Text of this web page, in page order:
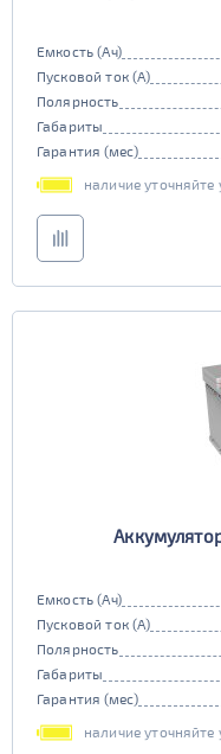
Емкость (Ач)
Пусковой ток (А)
Полярность
Габариты
Гарантия (мес)
наличие
Емкость (Ач)
Пусковой ток (А)
Полярность
Габариты
Гарантия (мес)
наличие